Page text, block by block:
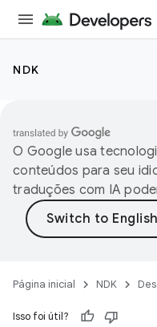
NDK
O Google usa
conteúdos para seu
traduções com IA
Página inicial NDK
Isso foi útil?